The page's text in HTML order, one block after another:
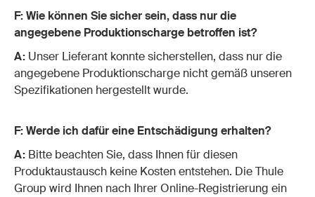
F: Wie können Sie sicher sein, dass nur die
angegebene Produktionscharge betroffen ist?
A: Unser Lieferant konnte sicherstellen, dass nur die
angegebene Produktionscharge nicht gemäß unseren
Spezifikationen hergestellt wurde.
F: Werde ich dafür eine Entschädigung erhalten?
A: Bitte beachten Sie, dass Ihnen für diesen
Produktaustausch keine Kosten entstehen. Die Thule
Group wird Ihnen nach Ihrer Online-Registrierung ein